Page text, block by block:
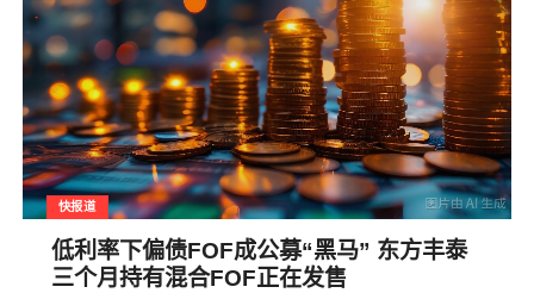
快报道
低利率下偏债FOF成公募“黑马” 东方丰泰
三个月持有混合FOF正在发售